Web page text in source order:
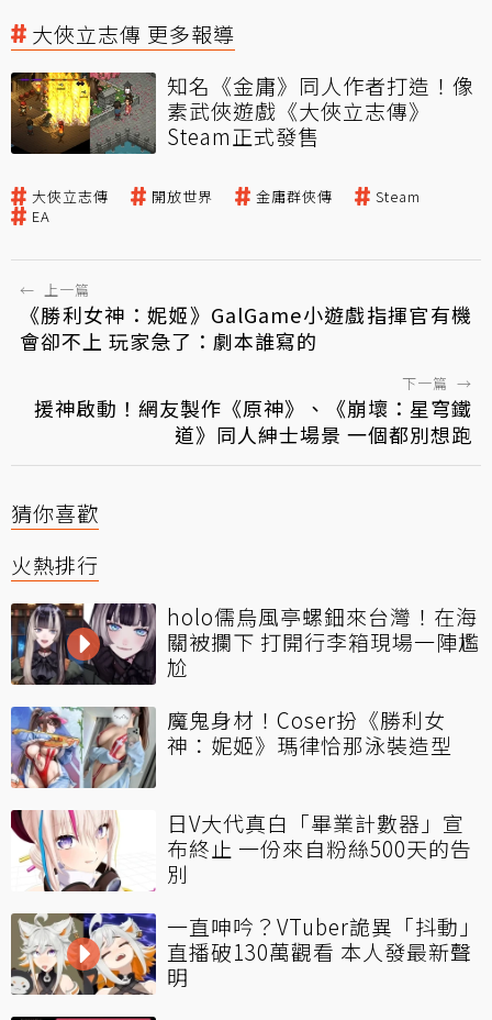
大俠立志傳 更多報導
知名《金庸》同人作者打造！像
素武俠遊戲《大俠立志傳》
Steam正式發售
大俠立志傳 開放世界 金庸群俠傳
Steam
EA
← 上一篇
《勝利女神：妮姬》GalGame小遊戲指揮官有機
會卻不上 玩家急了：劇本誰寫的
下一篇 →
援神啟動！網友製作《原神》、《崩壞：星穹鐵
道》同人紳士場景 一個都別想跑
猜你喜歡
火熱排行
holo儒烏風亭螺鈿來台灣！在海
關被攔下 打開行李箱現場一陣尷
尬
魔鬼身材！Coser扮《勝利女
神：妮姬》瑪律恰那泳裝造型
日V大代真白「畢業計數器」宣
布終止 一份來自粉絲500天的告
別
一直呻吟？VTuber詭異「抖動」
直播破130萬觀看 本人發最新聲
明